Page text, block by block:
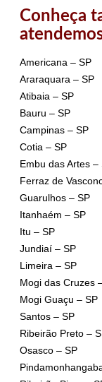
Conheça
Americana – SP
Araraquara – SP
Atibaia – SP
Bauru – SP
Campinas – SP
Cotia – SP
Embu das Artes –
Ferraz de
Guarulhos – SP
Itanhaém – SP
Itu – SP
Jundiaí – SP
Limeira – SP
Mogi das Cruzes
Mogi Guaçu – SP
Santos – SP
Ribeirão Preto –
Osasco – SP